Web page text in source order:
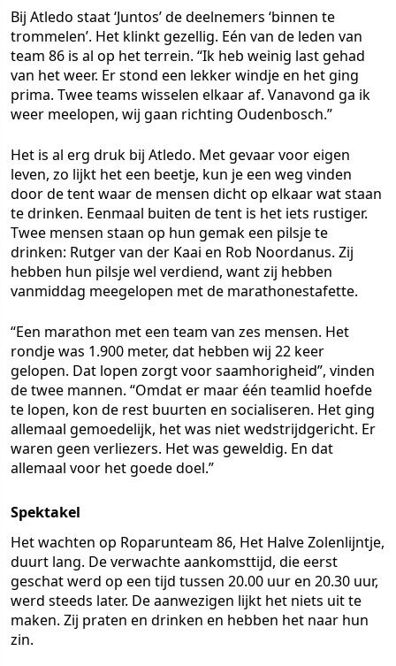
Bij Atledo staat ‘Juntos’ de deelnemers ‘binnen te
trommelen’. Het klinkt gezellig. Eén van de leden van
team 86 is al op het terrein. “Ik heb weinig last gehad
van het weer. Er stond een lekker windje en het ging
prima. Twee teams wisselen elkaar af. Vanavond ga ik
weer meelopen, wij gaan richting Oudenbosch.”
Het is al erg druk bij Atledo. Met gevaar voor eigen
leven, zo lijkt het een beetje, kun je een weg vinden
door de tent waar de mensen dicht op elkaar wat staan
te drinken. Eenmaal buiten de tent is het iets rustiger.
Twee mensen staan op hun gemak een pilsje te
drinken: Rutger van der Kaai en Rob Noordanus. Zij
hebben hun pilsje wel verdiend, want zij hebben
vanmiddag meegelopen met de marathonestafette.
“Een marathon met een team van zes mensen. Het
rondje was 1.900 meter, dat hebben wij 22 keer
gelopen. Dat lopen zorgt voor saamhorigheid”, vinden
de twee mannen. “Omdat er maar één teamlid hoefde
te lopen, kon de rest buurten en socialiseren. Het ging
allemaal gemoedelijk, het was niet wedstrijdgericht. Er
waren geen verliezers. Het was geweldig. En dat
allemaal voor het goede doel.”
Spektakel
Het wachten op Roparunteam 86, Het Halve Zolenlijntje,
duurt lang. De verwachte aankomsttijd, die eerst
geschat werd op een tijd tussen 20.00 uur en 20.30 uur,
werd steeds later. De aanwezigen lijkt het niets uit te
maken. Zij praten en drinken en hebben het naar hun
zin.